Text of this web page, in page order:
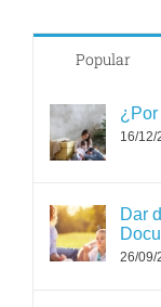
Popular
16/12/
Dar
26/09/